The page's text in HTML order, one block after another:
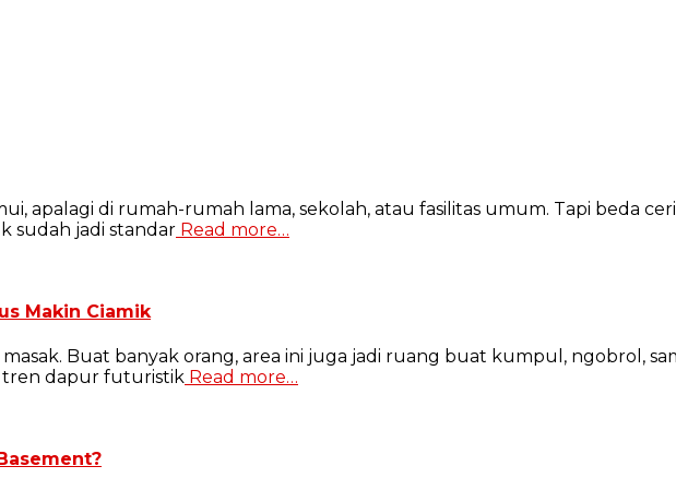
apalagi di rumah-rumah lama, sekolah, atau fasilitas umum. Tapi beda
sudah jadi standar Read more…
Makin Ciamik
Buat banyak orang, area ini juga jadi ruang buat kumpul, ngobrol,
tren dapur futuristik Read more…